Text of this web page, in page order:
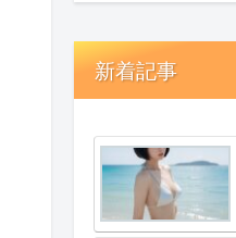
新着記事